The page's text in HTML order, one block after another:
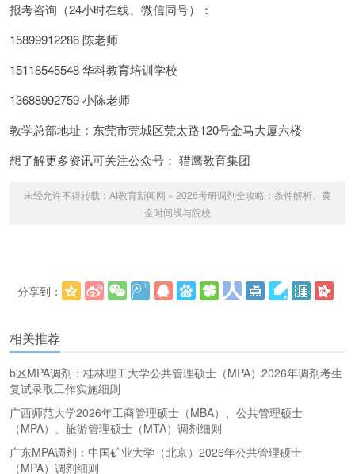
报考咨询（24小时在线、微信同号）：
15899912286 陈老师
15118545548 华科教育培训学校
13688992759 小陈老师
教学总部地址：东莞市莞城区莞太路120号金马大厦六楼
想了解更多资讯可关注公众号： 猎鹰教育集团
未经允许不得转载： AI教育新闻网 » 2026考研调剂全攻略：条件解析、黄
金时间线与院校
分享到：
相关推荐
b区MPA调剂：桂林理工大学公共管理硕士（MPA）2026年调剂考生
复试录取工作实施细则
广西师范大学2026年工商管理硕士（MBA）、公共管理硕士
（MPA）、旅游管理硕士（MTA）调剂细则
广东MPA调剂：中国矿业大学（北京）2026年公共管理硕士
（MPA）调剂细则